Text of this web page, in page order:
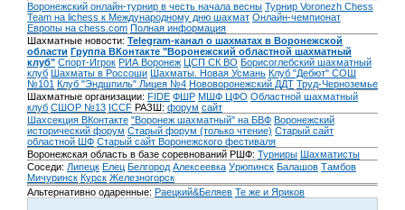
Воронежский онлайн-турнир в честь начала весны Турнир Voronezh Chess
Team на lichess к Международному дню шахмат Онлайн-чемпионат
Европы на chess.com Полная информация
Шахматные новости: Telegram-канал о шахматах в Воронежской
области Группа ВКонтакте "Воронежский областной шахматный
клуб" Спорт-Игрок РИА Воронеж ЦСП СК ВО Борисоглебский шахматный
клуб Шахматы в Россоши Шахматы. Новая Усмань Клуб "Дебют" СОШ
№101 Клуб "Эндшпиль" Лицея №4 Нововоронежский ДДТ Труд-Черноземье
Шахматные организации: FIDE ФШР МШФ ЦФО Областной шахматный
клуб СШОР №13 ICCF РАЗШ: форум сайт
Шахсекция ВКонтакте "Воронеж шахматный" на БВФ Воронежский
исторический форум Cтарый форум (только чтение) Старый сайт
областной ШФ Старый сайт Воронежского фестиваля
Воронежская область в базе соревнований РШФ: Турниры Шахматисты
Соседи: Липецк Елец Белгород Алексеевка Урюпинск Балашов Тамбов
Мичуринск Курск Железногорск
Альтернативно одаренные: Раецкий&Беляев Те же и Яриков